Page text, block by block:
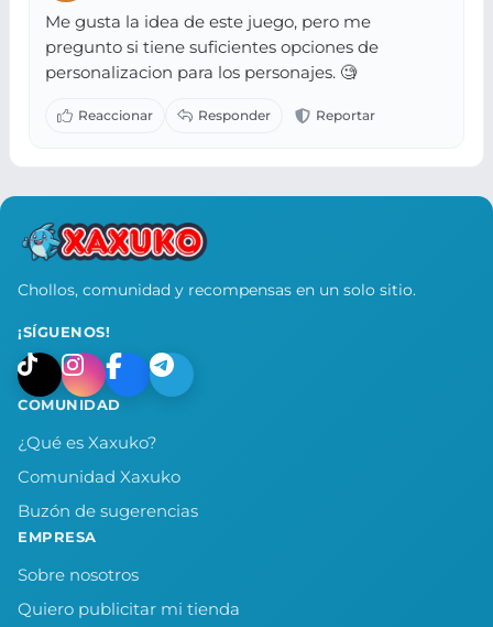
Me gusta la idea de este juego, pero me
pregunto si tiene suficientes opciones de
personalizacion para los personajes. 🧐
Chollos, comunidad y recompensas en un solo sitio.
¡SÍGUENOS!
COMUNIDAD
¿Qué es Xaxuko?
Comunidad Xaxuko
Buzón de sugerencias
EMPRESA
Sobre nosotros
Quiero publicitar mi tienda